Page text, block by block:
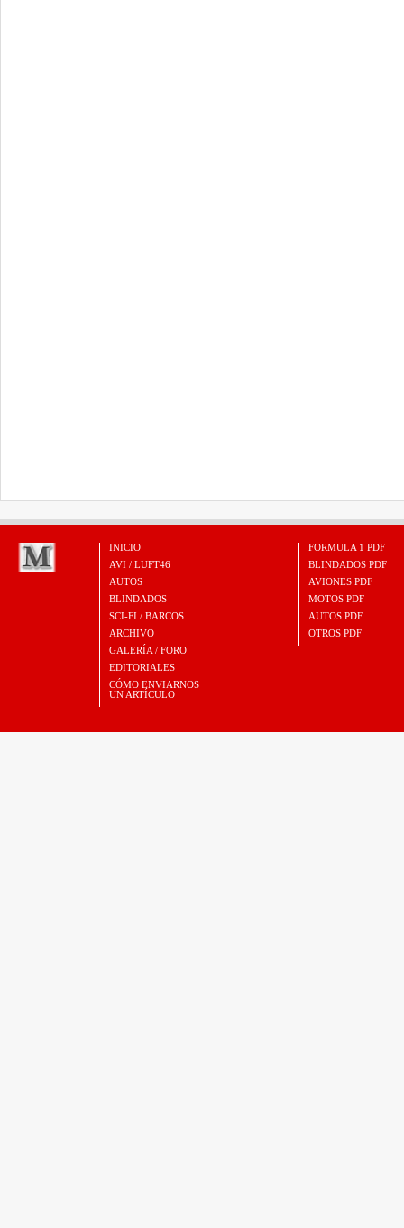
INICIO
AVI / LUFT46
AUTOS
BLINDADOS
SCI-FI / BARCOS
ARCHIVO
GALERÍA / FORO
EDITORIALES
CÓMO ENVIARNOS
UN ARTÍCULO
FORMULA 1 PDF
BLINDADOS PDF
AVIONES PDF
MOTOS PDF
AUTOS PDF
OTROS PDF